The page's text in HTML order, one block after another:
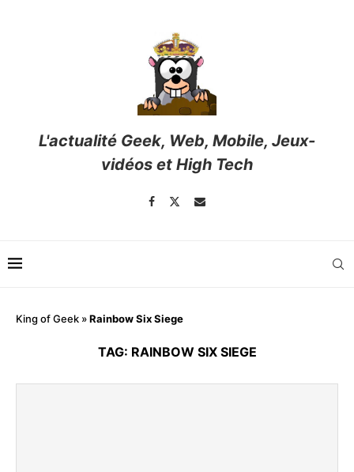
L'actualité Geek, Web, Mobile, Jeux-
vidéos et High Tech
King of Geek »Rainbow Six Siege
TAG: RAINBOW SIX SIEGE